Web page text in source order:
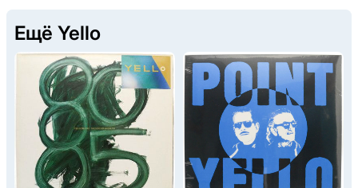
Ещё Yello